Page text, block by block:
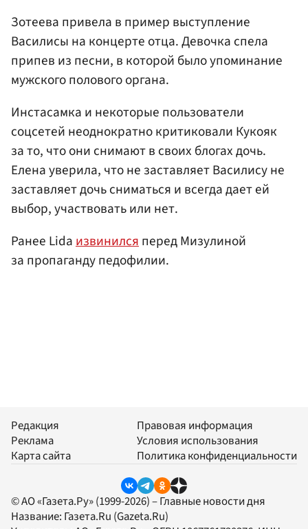
Зотеева привела в пример выступление
Василисы на концерте отца. Девочка спела
припев из песни, в которой было упоминание
мужского полового органа.
Инстасамка и некоторые пользователи
соцсетей неоднократно критиковали Кукояк
за то, что они снимают в своих блогах дочь.
Елена уверила, что не заставляет Василису не
заставляет дочь сниматься и всегда дает ей
выбор, участвовать или нет.
Ранее Lidaизвинилсяперед Мизулиной
за пропаганду педофилии.
Редакция
Реклама
Карта сайта
Правовая информация
Условия использования
Политика конфиденциальности
© АО «Газета.Ру» (1999-2026) – Главные новости дня
Название: Газета.Ru (Gazeta.Ru)